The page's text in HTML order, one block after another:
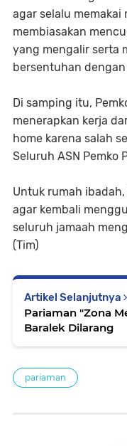
agar selalu memakai
membiasakan
yang mengalir serta
bersentuhan
Di samping itu,
menerapkan kerja
home karena salah
Seluruh ASN Pemko
Untuk rumah
agar kembali
seluruh jamaah
(Tim)
Artikel Selanjutnya
Pariaman "Zona
Baralek Dilarang
pariaman